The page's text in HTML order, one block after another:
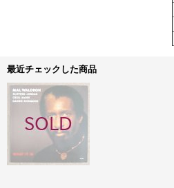
最近チェックした商品